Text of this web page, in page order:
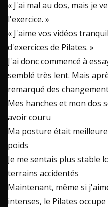
« J'ai mal au dos, mais je
l'exercice. »
« J'aime vos vidéos
d'exercices de Pilates. »
J'ai donc commencé à
semblé très lent. Mais
remarqué des
Mes hanches et mon dos
avoir couru
Ma posture était
poids
Je me sentais plus stable
terrains accidentés
Maintenant, même si
intenses, le Pilates